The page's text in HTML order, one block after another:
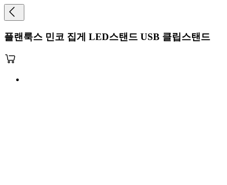
플랜룩스 민코 집게 LED스탠드 USB 클립스탠드